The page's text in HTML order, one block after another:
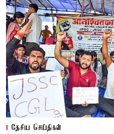
தேசிய செய்திகள்